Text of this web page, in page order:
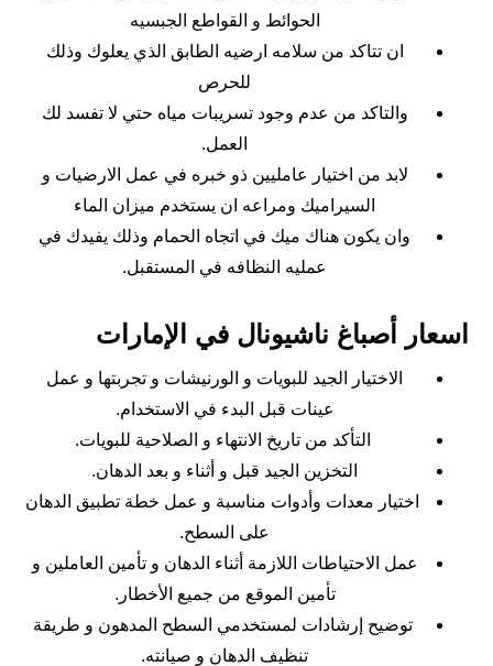
الحوائط و القواطع الجبسيه
ان تتاكد من سلامه ارضيه الطابق الذي يعلوك وذلك
للحرص
والتاكد من عدم وجود تسريبات مياه حتي لا تفسد لك
العمل.
لابد من اختيار عامليين ذو خبره في عمل الارضيات و
السيراميك ومراعه ان يستخدم ميزان الماء
وان يكون هناك ميك في اتجاه الحمام وذلك يفيدك في
عمليه النظافه في المستقبل.
اسعار أصباغ ناشيونال في الإمارات
الاختيار الجيد للبويات و الورنيشات و تجربتها و عمل
عينات قبل البدء في الاستخدام.
التأكد من تاريخ الانتهاء و الصلاحية للبويات.
التخزين الجيد قبل و أثناء و بعد الدهان.
اختيار معدات وأدوات مناسبة و عمل خطة تطبيق الدهان
على السطح.
عمل الاحتياطات اللازمة أثناء الدهان و تأمين العاملين و
تأمين الموقع من جميع الأخطار.
توضيح إرشادات لمستخدمي السطح المدهون و طريقة
تنظيف الدهان و صيانته.